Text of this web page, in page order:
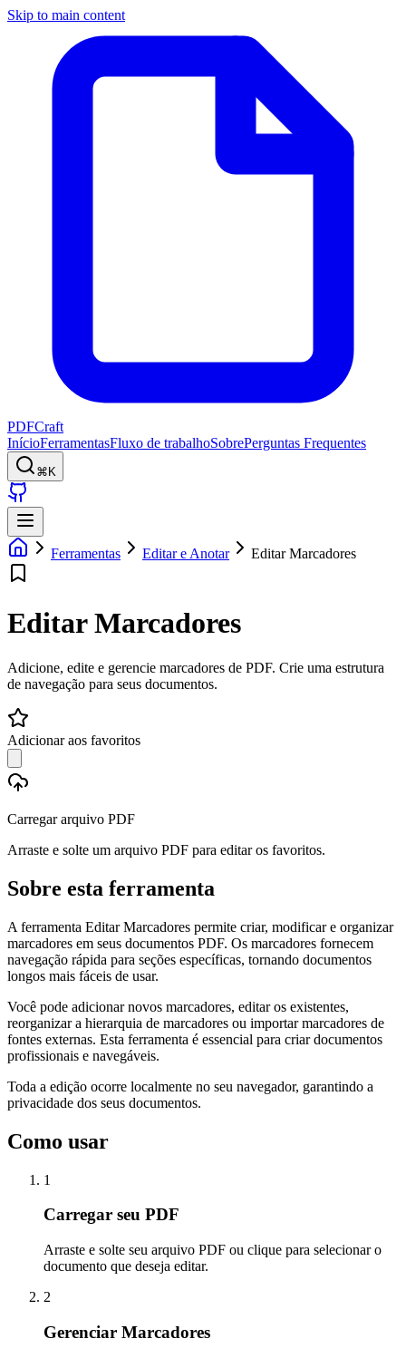
Skip to main content
PDFCraft
InícioFerramentasFluxo de trabalhoSobrePerguntas Frequentes
⌘K
Ferramentas Editar e Anotar Editar Marcadores
Editar Marcadores
Adicione, edite e gerencie marcadores de PDF. Crie uma estrutura
de navegação para seus documentos.
Adicionar aos favoritos
Carregar arquivo PDF
Arraste e solte um arquivo PDF para editar os favoritos.
Sobre esta ferramenta
A ferramenta Editar Marcadores permite criar, modificar e organizar
marcadores em seus documentos PDF. Os marcadores fornecem
navegação rápida para seções específicas, tornando documentos
longos mais fáceis de usar.
Você pode adicionar novos marcadores, editar os existentes,
reorganizar a hierarquia de marcadores ou importar marcadores de
fontes externas. Esta ferramenta é essencial para criar documentos
profissionais e navegáveis.
Toda a edição ocorre localmente no seu navegador, garantindo a
privacidade dos seus documentos.
Como usar
1
Carregar seu PDF
Arraste e solte seu arquivo PDF ou clique para selecionar o
documento que deseja editar.
2
Gerenciar Marcadores